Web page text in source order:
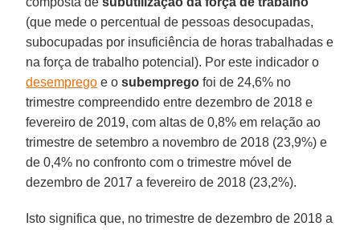
(que mede o percentual de pessoas desocupadas,
subocupadas por insuficiência de horas trabalhadas e
na força de trabalho potencial). Por este indicador o
desemprego e osubemprego foi de 24,6% no
trimestre compreendido entre dezembro de 2018 e
fevereiro de 2019, com altas de 0,8% em relação ao
trimestre de setembro a novembro de 2018 (23,9%) e
de 0,4% no confronto com o trimestre móvel de
dezembro de 2017 a fevereiro de 2018 (23,2%).
Isto significa que, no trimestre de dezembro de 2018 a